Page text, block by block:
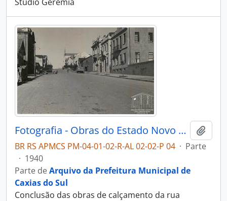
Fotografia - Obras do Estado Novo Caxias - Alguns Flagrantes de Urbanização e Saneamento - Administração Dante Marcucci
BR RS APMCS PM-04-01-02-R-AL 02-02-P 04 · Parte
· 1940
Parte deArquivo da Prefeitura Municipal de
Caxias do Sul
Conclusão das obras de calçamento da rua